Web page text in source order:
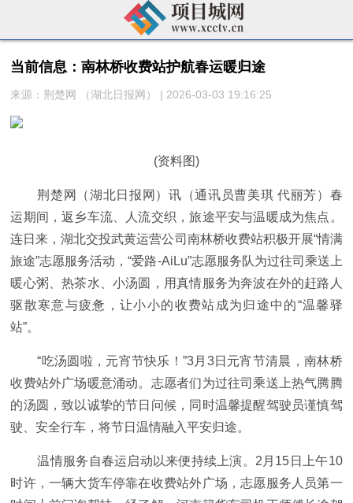
当前信息：南林桥收费站护航春运暖归途
来源：荆楚网 ​（湖北日报网） | 2026-03-03 19:16:25
(资料图)
荆楚网（湖北日报网）讯（通讯员曹美琪 代丽芳）春
运期间，返乡车流、人流交织，旅途平安与温暖成为焦点。
连日来，湖北交投武黄运营公司南林桥收费站积极开展“情满
旅途”志愿服务活动，“爱路-AiLu”志愿服务队为过往司乘送上
暖心粥、热茶水、小汤圆，用真情服务为奔波在外的赶路人
驱散寒意与疲惫，让小小的收费站成为归途中的“温馨驿
站”。
“吃汤圆啦，元宵节快乐！”3月3日元宵节清晨，南林桥
收费站外广场暖意涌动。志愿者们为过往司乘送上热气腾腾
的汤圆，致以诚挚的节日问候，同时温馨提醒驾驶员谨慎驾
驶、安全行车，将节日温情融入平安归途。
温情服务自春运启动以来便持续上演。2月15日上午10
时许，一辆大货车停靠在收费站外广场，志愿服务人员第一